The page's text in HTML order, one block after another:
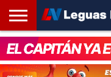
INICIO
SANTA
FE
ROSARIO24
REGIONES
ARGENTINA
OPINIÓN
CONTACTO